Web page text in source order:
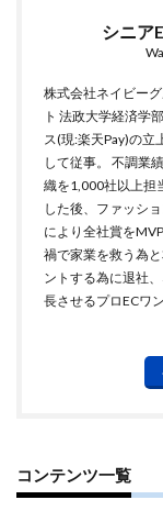
シニア
株式会社ネイビー
ト 法政大学経済学
ス(現:楽天Pay)の立
して従事。 不調業
織を1,000社以上担
した後、ファッシ
により全社賞を
禍で家業を救う為
ントする為に退社
長させるプロECワ
コンテンツ一覧